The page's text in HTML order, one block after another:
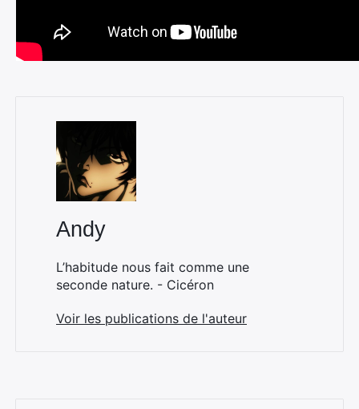
Andy
L’habitude nous fait comme une
seconde nature. - Cicéron
Voir les publications de l'auteur